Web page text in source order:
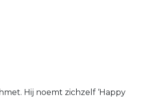
Hij noemt zichzelf ‘Happy